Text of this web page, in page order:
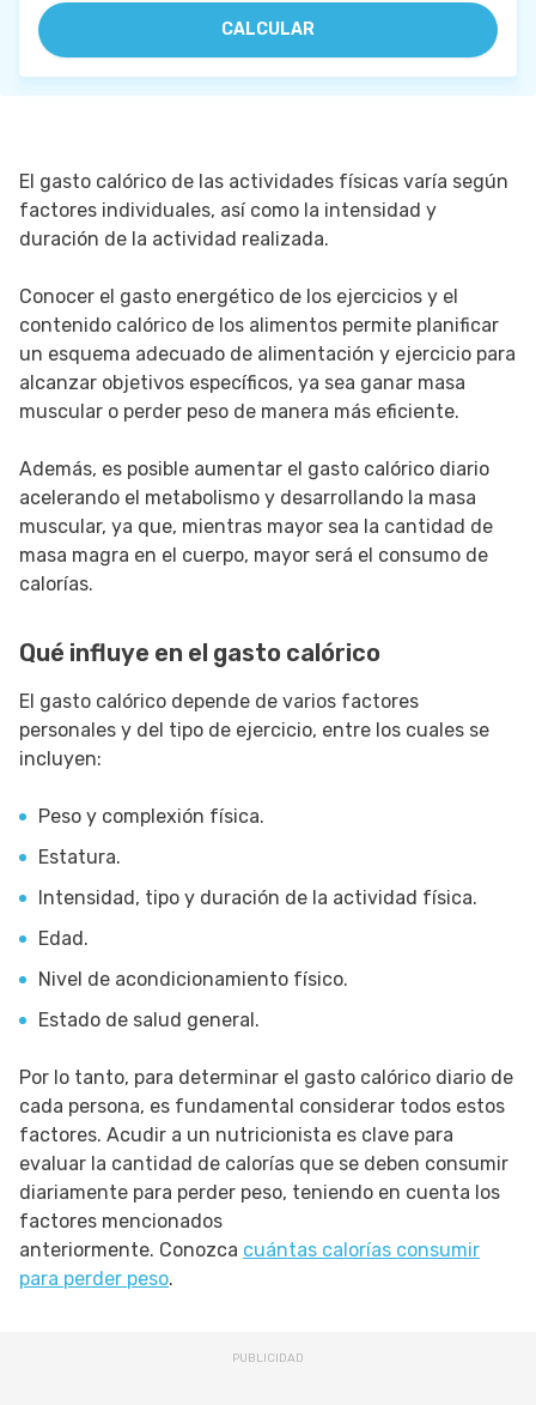
CALCULAR
El gasto calórico de las actividades físicas varía según
factores individuales, así como la intensidad y
duración de la actividad realizada.
Conocer el gasto energético de los ejercicios y el
contenido calórico de los alimentos permite planificar
un esquema adecuado de alimentación y ejercicio para
alcanzar objetivos específicos, ya sea ganar masa
muscular o perder peso de manera más eficiente.
Además, es posible aumentar el gasto calórico diario
acelerando el metabolismo y desarrollando la masa
muscular, ya que, mientras mayor sea la cantidad de
masa magra en el cuerpo, mayor será el consumo de
calorías.
Qué influye en el gasto calórico
El gasto calórico depende de varios factores
personales y del tipo de ejercicio, entre los cuales se
incluyen:
Peso y complexión física.
Estatura.
Intensidad, tipo y duración de la actividad física.
Edad.
Nivel de acondicionamiento físico.
Estado de salud general.
Por lo tanto, para determinar el gasto calórico diario de
cada persona, es fundamental considerar todos estos
factores. Acudir a un nutricionista es clave para
evaluar la cantidad de calorías que se deben consumir
diariamente para perder peso, teniendo en cuenta los
factores mencionados
anteriormente. Conozca cuántas calorías consumir
para perder peso.